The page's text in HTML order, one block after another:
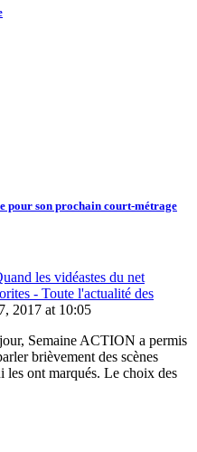
pour son prochain court-métrage
les vidéastes du net
- Toute l'actualité des
2017 at 10:05
Semaine ACTION a permis
brièvement des scènes
les ont marqués. Le choix des